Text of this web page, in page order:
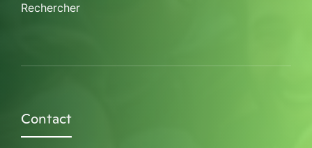
Rechercher
Contact